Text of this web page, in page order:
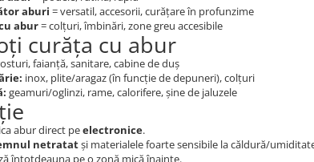
aburi = versatil, accesorii, curățare în profunzime
abur= colțuri, îmbinări, zone greu accesibile
curăța cu abur
faianță, sanitare, cabine de duș
inox, plite/aragaz (în funcție de depuneri), colțuri
geamuri/oglinzi, rame, calorifere, șine de jaluzele
abur direct peelectronice.
netratatși materialele foarte sensibile la căldură/
întotdeauna pe o zonă mică înainte.